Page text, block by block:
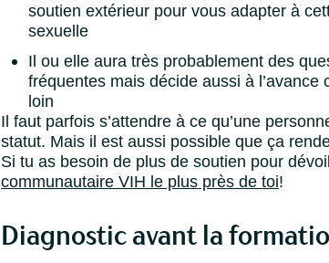
soutien extérieur pour vous adapter à
sexuelle
Il ou elle aura très probablement des
fréquentes mais décide aussi à
loin
Il faut parfois s’attendre à ce qu’une
statut. Mais il est aussi possible que ça
Si tu as besoin de plus de soutien pour
communautaire VIH le plus près de toi!
Diagnostic avant la